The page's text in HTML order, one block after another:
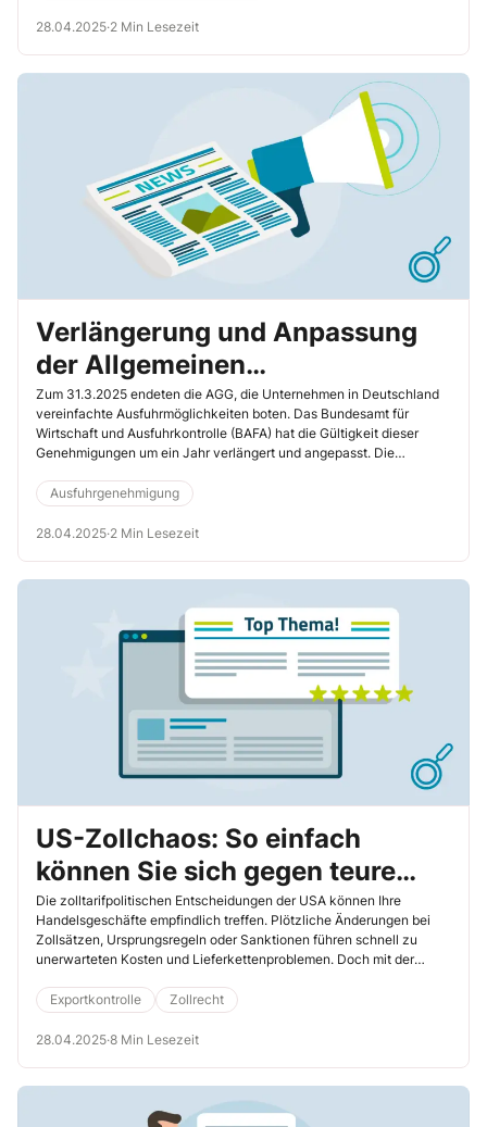
Artikel erfahren Sie, was diese Änderungen für Ihre tägliche Arbeit
bedeuten und wie Sie sich optimal darauf vorbereiten
28.04.2025·2 Min Lesezeit
Verlängerung und Anpassung
der Allgemeinen
Genehmigungen (AGG):
Reagieren Sie als
Exportkontrollbeauftragter
umgehend
Zum 31.3.2025 endeten die AGG, die Unternehmen in Deutschland
vereinfachte Ausfuhrmöglichkeiten boten. Das Bundesamt für
Wirtschaft und Ausfuhrkontrolle (BAFA) hat die Gültigkeit dieser
Genehmigungen um ein Jahr verlängert und angepasst. Die
Unterstützung des russischen Angriffskrieges und terroristischer
Aktivitäten gegen die Ukraine zu verhindern. Sie als
Exportkontrollbeauftragte müssen jetzt sicherstellen, dass Ihr
Ausfuhrgenehmigung
28.04.2025·2 Min Lesezeit
US-Zollchaos: So einfach
können Sie sich gegen teure
Überraschungen schützen
Die zolltarifpolitischen Entscheidungen der USA können Ihre
Handelsgeschäfte empfindlich treffen. Plötzliche Änderungen bei
Zollsätzen, Ursprungsregeln oder Sanktionen führen schnell zu
unerwarteten Kosten und Lieferkettenproblemen. Doch mit der
Vertragsfallen vermeiden. In diesem Artikel erfahren Sie, wie Sie die
Change-in-Law-Klausel (CiL) gezielt nutzen, Ihre Verträge
absichern und Ihre internen Abläufe anpassen, um Ihr Unternehmen
Exportkontrolle Zollrecht
28.04.2025·8 Min Lesezeit